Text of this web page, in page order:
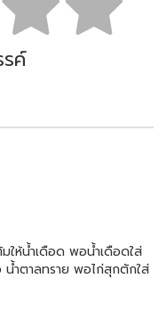
ค์
ให้น้ำเดือด พอน้ำเดือดใส่
น้ำตาลทราย พอไก่สุกตักใส่